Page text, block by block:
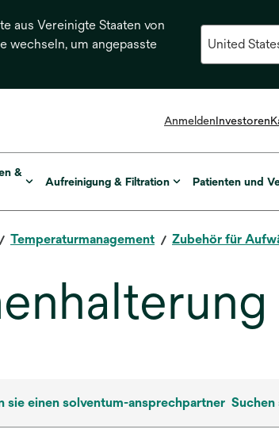
aus Vereinigte Staaten von
wechseln, um angepasste
AnmeldenInvestoren
&
Aufreinigung & Filtration Patienten und
Temperaturmanagement Zubehör für
sie einen solventum-ansprechpartner Suchen